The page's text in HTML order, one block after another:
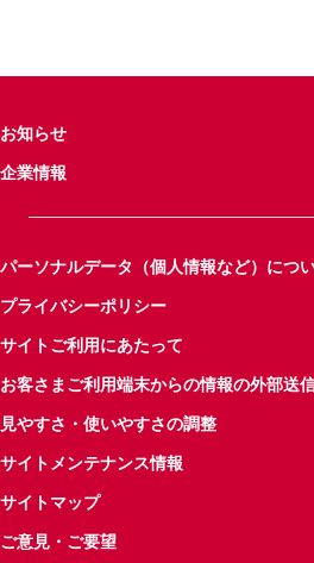
お知らせ
企業情報
パーソナルデータ（個人情報など）につ
プライバシーポリシー
サイトご利用にあたって
お客さまご利用端末からの情報の外部送
見やすさ・使いやすさの調整
サイトメンテナンス情報
サイトマップ
ご意見・ご要望